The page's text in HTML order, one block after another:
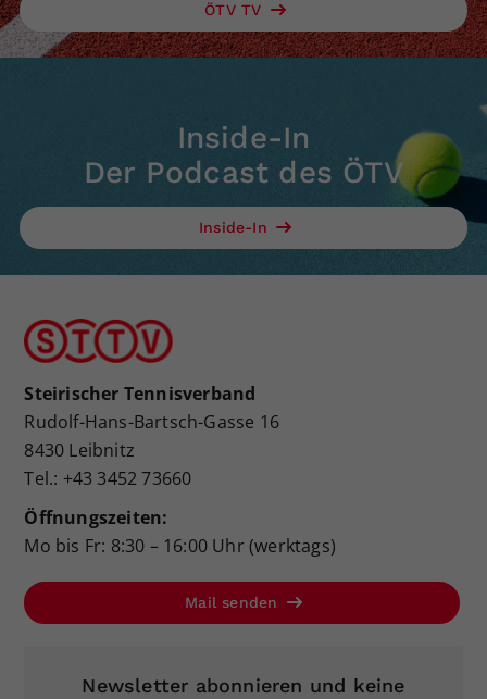
ÖTV TV
Inside-In
Der Podcast des ÖTV
Inside-In
Steirischer Tennisverband
Rudolf-Hans-Bartsch-Gasse 16
8430 Leibnitz
Tel.: +43 3452 73660
Öffnungszeiten:
Mo bis Fr: 8:30 – 16:00 Uhr (werktags)
Mail senden
Newsletter abonnieren und keine